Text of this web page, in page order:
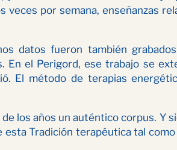
por semana, enseñanzas
datos fueron también
En el Perigord, ese trabajo se
El método de terapias
los años un auténtico corpus. Y
esta Tradición terapéutica tal